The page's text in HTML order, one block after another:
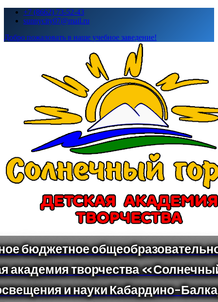
Перейти+7 (8662) 73-52-43
sunnycity07@mail.ru
Добро пожаловать в наше учебное заведение!